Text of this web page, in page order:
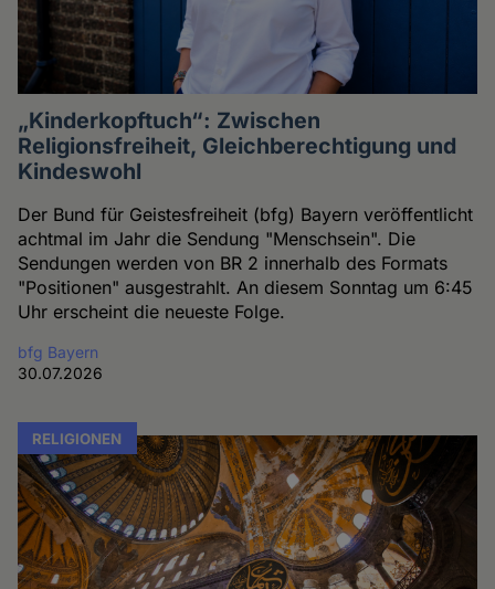
„Kinderkopftuch“: Zwischen
Religionsfreiheit, Gleichberechtigung und
Kindeswohl
Der Bund für Geistesfreiheit (bfg) Bayern veröffentlicht
achtmal im Jahr die Sendung "Menschsein". Die
Sendungen werden von BR 2 innerhalb des Formats
"Positionen" ausgestrahlt. An diesem Sonntag um 6:45
Uhr erscheint die neueste Folge.
bfg Bayern
30.07.2026
RELIGIONEN